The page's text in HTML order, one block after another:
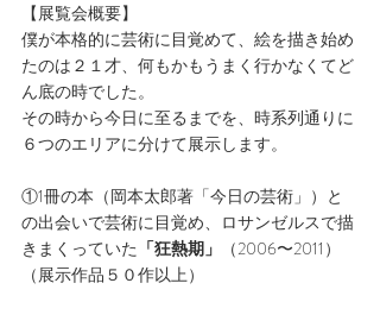
【展覧会概要】
僕が本格的に芸術に目覚めて、絵を描き始め
たのは２１才、何もかもうまく行かなくてど
ん底の時でした。
その時から今日に至るまでを、時系列通りに
６つのエリアに分けて展示します。
①1冊の本（岡本太郎著「今日の芸術」）と
の出会いで芸術に目覚め、ロサンゼルスで描
きまくっていた 「狂熱期」
（2006〜2011）
（展示作品５０作以上）